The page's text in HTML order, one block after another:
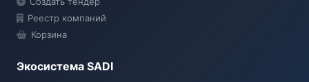
Реестр компаний
Корзина
Экосистема SADI